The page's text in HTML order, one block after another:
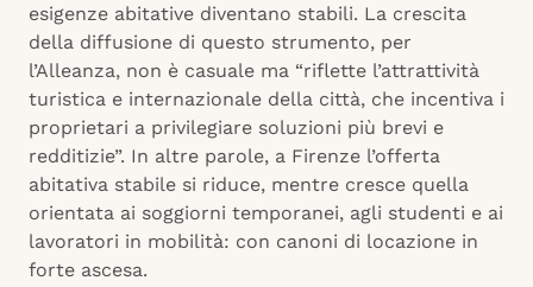
esigenze abitative diventano stabili. La crescita
della diffusione di questo strumento, per
l’Alleanza, non è casuale ma “riflette l’attrattività
turistica e internazionale della città, che incentiva i
proprietari a privilegiare soluzioni più brevi e
redditizie”. In altre parole, a Firenze l’offerta
abitativa stabile si riduce, mentre cresce quella
orientata ai soggiorni temporanei, agli studenti e ai
lavoratori in mobilità: con canoni di locazione in
forte ascesa.